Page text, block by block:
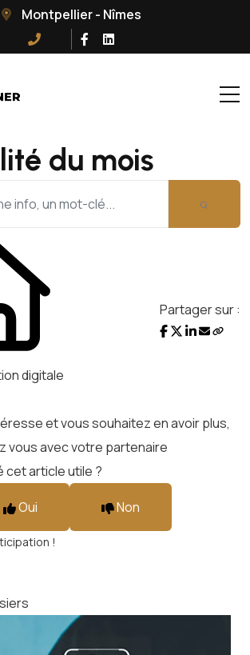
Montpellier - Nîmes
du mois
digitale
Partager sur :
et vous souhaitez en avoir plus,
vous avec votre partenaire
cet article utile ?
Oui Non
!